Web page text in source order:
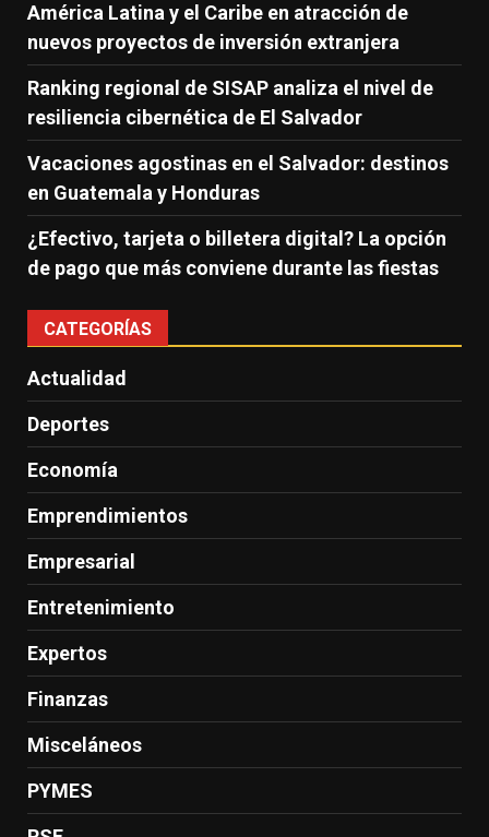
América Latina y el Caribe en atracción de
nuevos proyectos de inversión extranjera
Ranking regional de SISAP analiza el nivel de
resiliencia cibernética de El Salvador
Vacaciones agostinas en el Salvador: destinos
en Guatemala y Honduras
¿Efectivo, tarjeta o billetera digital? La opción
de pago que más conviene durante las fiestas
CATEGORÍAS
Actualidad
Deportes
Economía
Emprendimientos
Empresarial
Entretenimiento
Expertos
Finanzas
Misceláneos
PYMES